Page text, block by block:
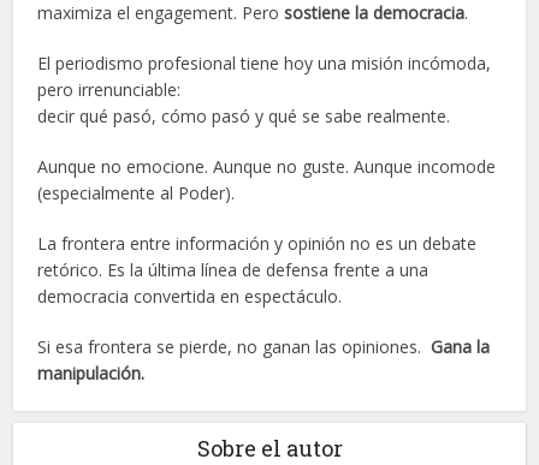
maximiza el engagement. Perosostiene la democracia.
El periodismo profesional tiene hoy una misión incómoda,
pero irrenunciable:
decir qué pasó, cómo pasó y qué se sabe realmente.
Aunque no emocione. Aunque no guste. Aunque incomode
(especialmente al Poder).
La frontera entre información y opinión no es un debate
retórico. Es la última línea de defensa frente a una
democracia convertida en espectáculo.
Si esa frontera se pierde, no ganan las opiniones.Gana la
manipulación.
Sobre el autor